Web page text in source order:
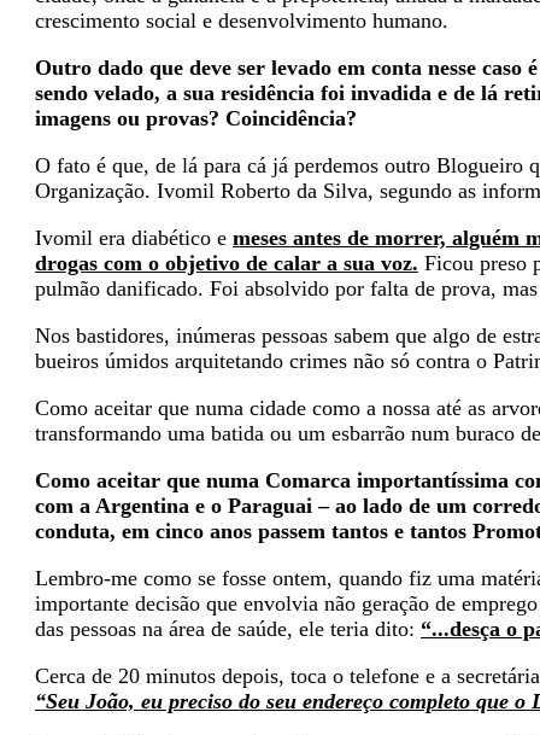
crescimento social e desenvolvimento humano.
Outro dado que deve ser levado em conta nesse
sendo velado, a sua residência foi invadida e de lá
imagens ou provas? Coincidência?
O fato é que, de lá para cá já perdemos outro Blogueiro
Organização. Ivomil Roberto da Silva, segundo as
Ivomil era diabético e meses antes de morrer, alguém
drogas com o objetivo de calar a sua voz. Ficou preso
pulmão danificado. Foi absolvido por falta de prova,
Nos bastidores, inúmeras pessoas sabem que algo de
bueiros úmidos arquitetando crimes não só contra o
Como aceitar que numa cidade como a nossa até as
transformando uma batida ou um esbarrão num buraco
Como aceitar que numa Comarca importantíssima
com a Argentina e o Paraguai – ao lado de um
conduta, em cinco anos passem tantos e tantos
Lembro-me como se fosse ontem, quando fiz uma
importante decisão que envolvia não geração de
das pessoas na área de saúde, ele teria dito: “...desça o
Cerca de 20 minutos depois, toca o telefone e a
“Seu João, eu preciso do seu endereço completo que